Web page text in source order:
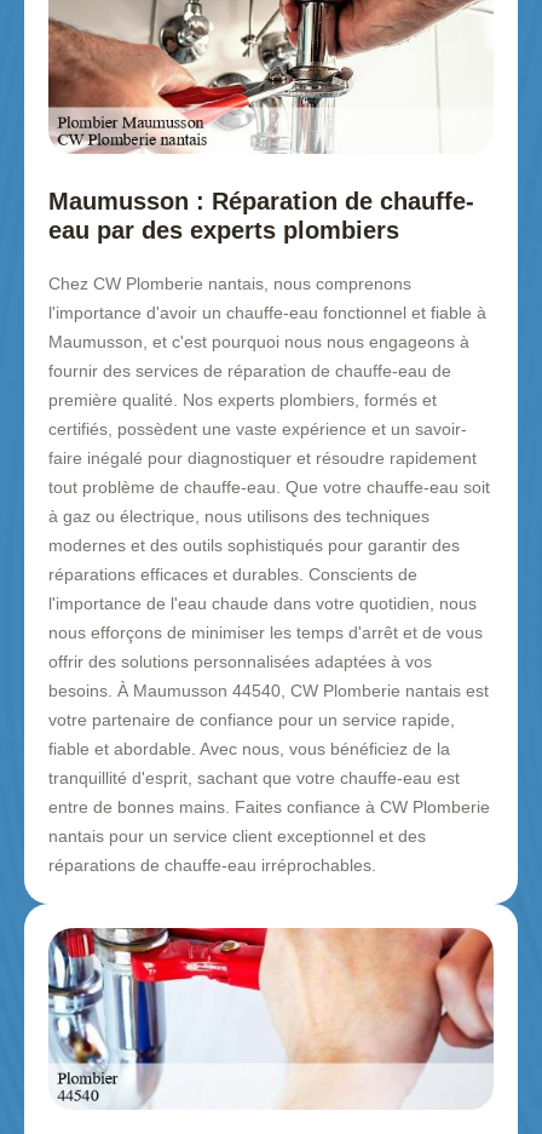
Maumusson : Réparation de chauffe-
eau par des experts plombiers
Chez CW Plomberie nantais, nous comprenons
l'importance d'avoir un chauffe-eau fonctionnel et fiable à
Maumusson, et c'est pourquoi nous nous engageons à
fournir des services de réparation de chauffe-eau de
première qualité. Nos experts plombiers, formés et
certifiés, possèdent une vaste expérience et un savoir-
faire inégalé pour diagnostiquer et résoudre rapidement
tout problème de chauffe-eau. Que votre chauffe-eau soit
à gaz ou électrique, nous utilisons des techniques
modernes et des outils sophistiqués pour garantir des
réparations efficaces et durables. Conscients de
l'importance de l'eau chaude dans votre quotidien, nous
nous efforçons de minimiser les temps d'arrêt et de vous
offrir des solutions personnalisées adaptées à vos
besoins. À Maumusson 44540, CW Plomberie nantais est
votre partenaire de confiance pour un service rapide,
fiable et abordable. Avec nous, vous bénéficiez de la
tranquillité d'esprit, sachant que votre chauffe-eau est
entre de bonnes mains. Faites confiance à CW Plomberie
nantais pour un service client exceptionnel et des
réparations de chauffe-eau irréprochables.